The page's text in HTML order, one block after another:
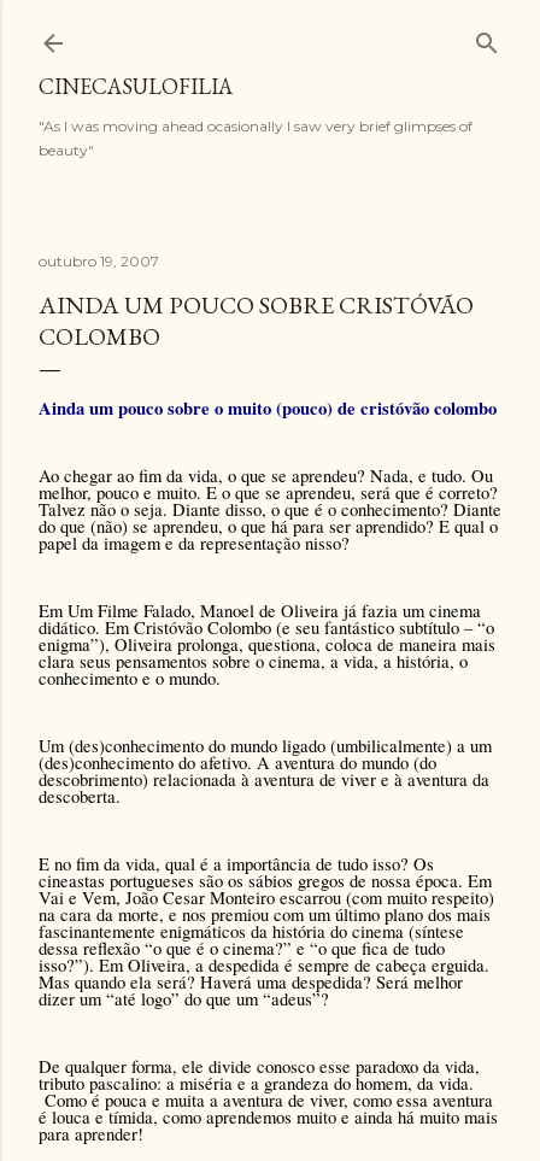
CINECASULOFILIA
"As I was moving ahead ocasionally I saw very brief glimpses of
beauty"
outubro 19, 2007
AINDA UM POUCO SOBRE CRISTÓVÃO
COLOMBO
Ainda um pouco sobre o muito (pouco) de cristóvão colombo
Ao chegar ao fim da vida, o que se aprendeu? Nada, e tudo. Ou
melhor, pouco e muito. E o que se aprendeu, será que é correto?
Talvez não o seja. Diante disso, o que é o conhecimento? Diante
do que (não) se aprendeu, o que há para ser aprendido? E qual o
papel da imagem e da representação nisso?
Em Um Filme Falado, Manoel de Oliveira já fazia um cinema
didático. Em Cristóvão Colombo (e seu fantástico subtítulo – “o
enigma”), Oliveira prolonga, questiona, coloca de maneira mais
clara seus pensamentos sobre o cinema, a vida, a história, o
conhecimento e o mundo.
Um (des)conhecimento do mundo ligado (umbilicalmente) a um
(des)conhecimento do afetivo. A aventura do mundo (do
descobrimento) relacionada à aventura de viver e à aventura da
descoberta.
E no fim da vida, qual é a importância de tudo isso? Os
cineastas portugueses são os sábios gregos de nossa época. Em
Vai e Vem, João Cesar Monteiro escarrou (com muito respeito)
na cara da morte, e nos premiou com um último plano dos mais
fascinantemente enigmáticos da história do cinema (síntese
dessa reflexão “o que é o cinema?” e “o que fica de tudo
isso?”). Em Oliveira, a despedida é sempre de cabeça erguida.
Mas quando ela será? Haverá uma despedida? Será melhor
dizer um “até logo” do que um “adeus”?
De qualquer forma, ele divide conosco esse paradoxo da vida,
tributo pascalino: a miséria e a grandeza do homem, da vida.
Como é pouca e muita a aventura de viver, como essa aventura
é louca e tímida, como aprendemos muito e ainda há muito mais
para aprender!